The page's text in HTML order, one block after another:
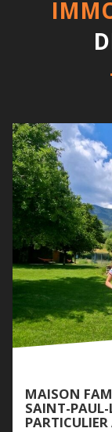
MAISON
SAINT-PAUL-